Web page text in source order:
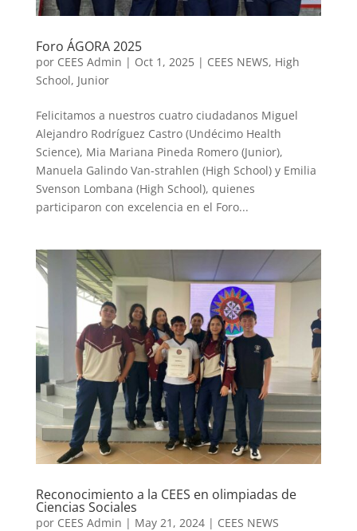
Foro ÁGORA 2025
por CEES Admin | Oct 1, 2025| CEES NEWS, High
School, Junior
Felicitamos a nuestros cuatro ciudadanos Miguel
Alejandro Rodríguez Castro (Undécimo Health
Science), Mia Mariana Pineda Romero (Junior),
Manuela Galindo Van-strahlen (High School) y Emilia
Svenson Lombana (High School), quienes
participaron con excelencia en el Foro...
Reconocimiento a la CEES en olimpiadas de
Ciencias Sociales
por CEES Admin | May 21, 2024| CEES NEWS